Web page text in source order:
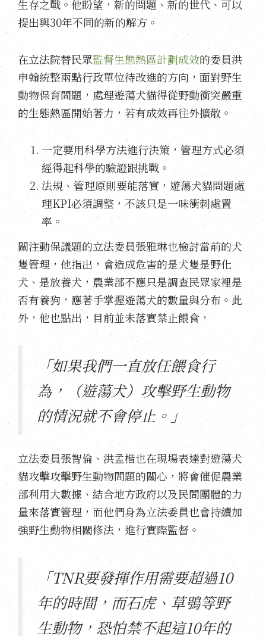
生存之戰。他盼望，新的問題、新的世代、可以
提出與30年不同的新的解方。
在立法院替民眾監督生態熱區計劃成效的委員洪
申翰統整兩點行政單位待改進的方向，面對野生
動物保育問題，處理遊蕩犬貓得從野動衝突嚴重
的生態熱區開始著力，若有成效再往外擴散。
一定要用科學方法進行決策，管理方式必須
經得起科學的驗證跟挑戰。
法規、管理原則要能落實，遊蕩犬貓問題處
理KPI必須調整，不該只是一味衝刺處置
率。
關注動保議題的立法委員張雅琳也檢討當前的犬
隻管理，他指出，會造成危害的是犬隻是野化
犬、是放養犬，農業部不應只是調查民眾家裡是
否有養狗，應著手掌握遊蕩犬的數量與分布。此
外，他也點出，目前並未落實禁止餵食，
「如果我們一直放任餵食行
為，（遊蕩犬）攻擊野生動物
的情況就不會停止。」
立法委員張智倫、洪孟楷也在現場表達對遊蕩犬
貓攻擊攻擊野生動物問題的關心，將會催促農業
部利用大數據、結合地方政府以及民間團體的力
量來落實管理，而他們身為立法委員也會持續加
強野生動物相關修法，進行實際監督。
「TNR要發揮作用需要超過10
年的時間，而石虎、草鴞等野
生動物，恐怕禁不起這10年的